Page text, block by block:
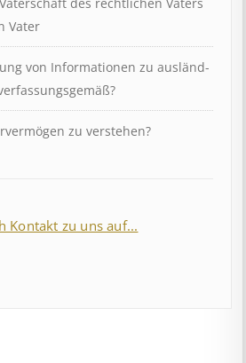
Vater
von In­for­mat­ion­en zu aus­länd­
zu verstehen?
Kontakt zu uns auf...